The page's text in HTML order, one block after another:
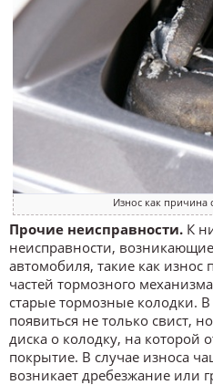
Износ как причина
Прочие неисправности. К
неисправности,
автомобиля, такие как
частей тормозного
старые тормозные колодки.
появиться не только свист,
диска о колодку, на которой
покрытие. В случае износа
возникает дребезжание или